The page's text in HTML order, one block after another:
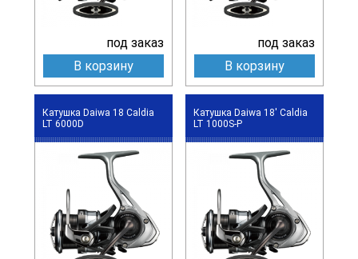
под заказ
В корзину
под заказ
В корзину
Катушка Daiwa 18 Caldia
LT 6000D
Катушка Daiwa 18' Caldia
LT 1000S-P